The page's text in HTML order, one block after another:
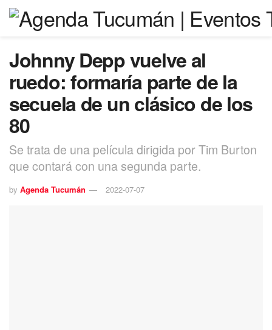
Johnny Depp vuelve al
ruedo: formaría parte de la
secuela de un clásico de los
80
Se trata de una película dirigida por Tim Burton
que contará con una segunda parte.
by Agenda Tucumán 2022-07-07